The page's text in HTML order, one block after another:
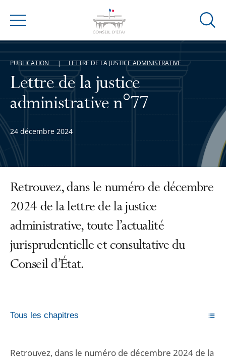
Menu
Ouvrir
Lettre de la justice
administrative n°77
24 décembre 2024
PUBLICATION LETTRE DE LA JUSTICE ADMINISTRATIVE
Retrouvez, dans le numéro de décembre
2024 de la lettre de la justice
administrative, toute l’actualité
jurisprudentielle et consultative du
Conseil d’État.
Tous les chapitres
Retrouvez, dans le numéro de décembre 2024 de la